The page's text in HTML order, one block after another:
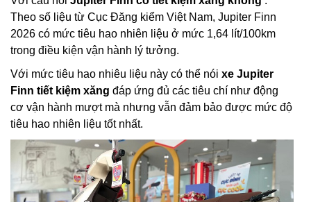
Theo số liệu từ Cục Đăng kiểm Việt Nam, Jupiter Finn
2026 có mức tiêu hao nhiên liệu ở mức 1,64 lít/100km
trong điều kiện vận hành lý tưởng.
Với mức tiêu hao nhiêu liệu này có thể nói xe Jupiter
Finn tiết kiệm xăng đáp ứng đủ các tiêu chí như động
cơ vận hành mượt mà nhưng vẫn đảm bảo được mức độ
tiêu hao nhiên liệu tốt nhất.